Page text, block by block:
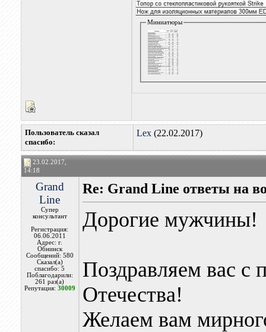
Миниатюры
Пользователь сказал
cпасибо:
Lex(22.02.2017)
23.02.2017,
14:18
Grand
Line
Супер
консультант
Регистрация:
06.06.2011
Адрес: г.
Обнинск
Сообщений: 580
Сказал(а)
спасибо: 5
Поблагодарили:
261 раз(а)
Репутация: 30009
Re: Grand Line ответы на
Дорогие мужчины!
Поздравляем вас с
Отечества!
Желаем вам